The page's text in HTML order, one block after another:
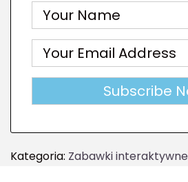
Kategoria: Zabawki interaktywne